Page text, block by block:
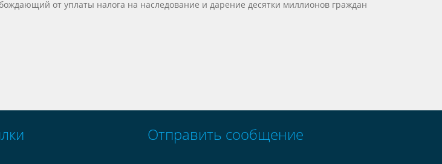
от уплаты налога на наследование и дарение десятки миллионов граждан
Отправить сообщение